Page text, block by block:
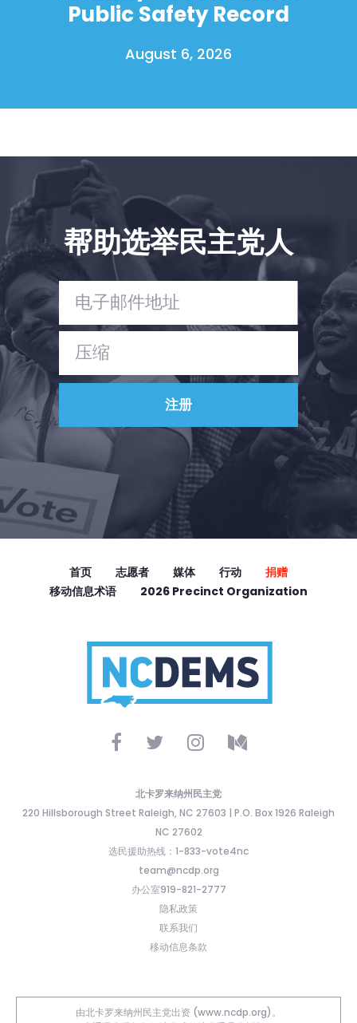
新闻
您的派对
行动
捐赠
Public Safety Record
August 6, 2026
帮助选举民主党人
首页 志愿者 媒体 行动
捐赠
移动信息术语
2026 Precinct Organization
北卡罗来纳州民主党
220 Hillsborough Street Raleigh, NC 27603 | P.O. Box 1926 Raleigh
NC 27602
选民援助热线：1-833-vote4nc
team@ncdp.org
办公室919-821-2777
隐私政策
联系我们
移动信息条款
由北卡罗来纳州民主党出资 (www.ncdp.org)。